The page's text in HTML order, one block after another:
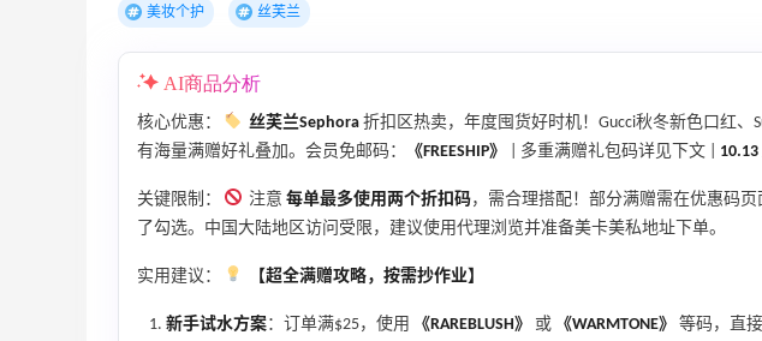
美妆个护 丝芙兰
AI商品分析
核心优惠： 丝芙兰Sephora 折扣区热卖，年度囤货好时机！Gucci秋冬新色口红、
有海量满赠好礼叠加。会员免邮码：
《FREESHIP》 | 多重满赠礼包码详见下文 | 10.13
关键限制： 注意 每单最多使用两个折扣码，需合理搭配！部分满赠需在优惠码页
了勾选。中国大陆地区访问受限，建议使用代理浏览并准备美卡美私地址下单。
实用建议： 【超全满赠攻略，按需抄作业】
新手试水方案：订单满$25，使用 《RAREBLUSH》 或 《WARMTONE》
等码，直
6%返利
86人获得返利
08月08日 1 08月08日